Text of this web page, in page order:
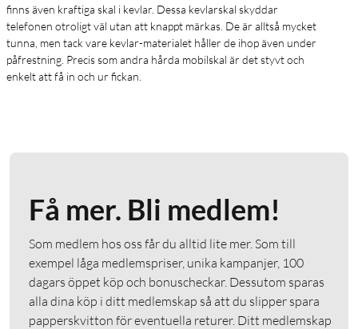
finns även kraftiga skal i kevlar. Dessa kevlarskal skyddar
telefonen otroligt väl utan att knappt märkas. De är alltså mycket
tunna, men tack vare kevlar-materialet håller de ihop även under
påfrestning. Precis som andra hårda mobilskal är det styvt och
enkelt att få in och ur fickan.
Få mer. Bli medlem!
Som medlem hos oss får du alltid lite mer. Som till
exempel låga medlemspriser, unika kampanjer, 100
dagars öppet köp och bonuscheckar. Dessutom sparas
alla dina köp i ditt medlemskap så att du slipper spara
papperskvitton för eventuella returer. Ditt medlemskap